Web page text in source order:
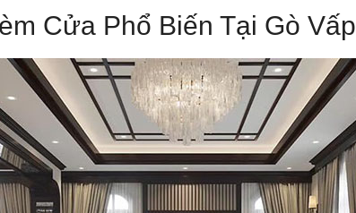
Cửa Phổ Biến Tại Gò Vấp